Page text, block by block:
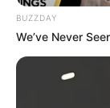
BUZZDAY
We’ve Never